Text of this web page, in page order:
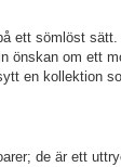
ett sömlöst
önskan om ett
en kollektion
de är ett